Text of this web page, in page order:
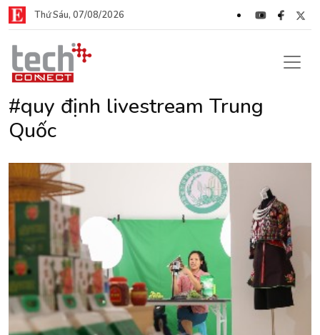
Thứ Sáu, 07/08/2026
#quy định livestream Trung
Quốc